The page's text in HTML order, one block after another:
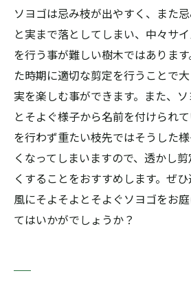
ソヨゴは忌み枝が出やすく、また
と実まで落としてしまい、中々サ
を行う事が難しい樹木ではありま
た時期に適切な剪定を行うことで
実を楽しむ事ができます。また、
とそよぐ様子から名前を付けられ
を行わず重たい枝先ではそうした
くなってしまいますので、透かし
くすることをおすすめします。ぜひ
風にそよそよとそよぐソヨゴをお
てはいかがでしょうか？